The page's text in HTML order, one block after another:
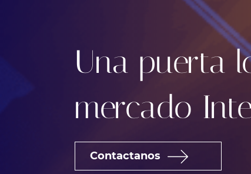
Una puerta
mercado
Contactanos